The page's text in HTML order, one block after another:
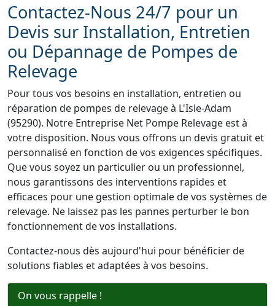
Contactez-Nous 24/7 pour un
Devis sur Installation, Entretien
ou Dépannage de Pompes de
Relevage
Pour tous vos besoins en installation, entretien ou
réparation de pompes de relevage à L'Isle-Adam
(95290). Notre Entreprise Net Pompe Relevage est à
votre disposition. Nous vous offrons un devis gratuit et
personnalisé en fonction de vos exigences spécifiques.
Que vous soyez un particulier ou un professionnel,
nous garantissons des interventions rapides et
efficaces pour une gestion optimale de vos systèmes de
relevage. Ne laissez pas les pannes perturber le bon
fonctionnement de vos installations.
Contactez-nous dès aujourd'hui pour bénéficier de
solutions fiables et adaptées à vos besoins.
On vous rappelle !